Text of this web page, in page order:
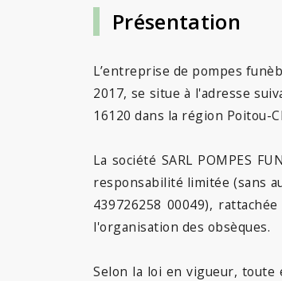
Présentation
L’entreprise de pompes
2017, se situe à l'adresse
16120 dans la région Poitou-
La société SARL POMPES
responsabilité limitée (sans
439726258 00049),
l'organisation des obsèques.
Selon la loi en vigueur,